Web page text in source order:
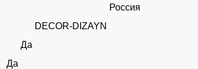
Россия
DECOR-DIZAYN
Да
Да